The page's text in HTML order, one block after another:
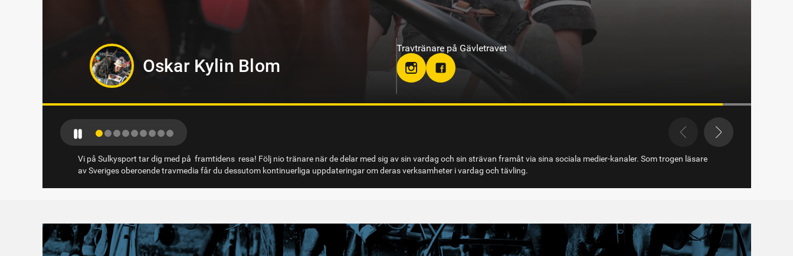
Kevin Oscarsson
Travtränare på Axevalla
Vi på Sulkysport tar dig med på framtidens resa! Följ nio tränare när de delar med sig av sin vardag och sin strävan framåt via sina sociala medier-kanaler. Som trogen läsare
av Sveriges oberoende travmedia får du dessutom kontinuerliga uppdateringar om deras verksamheter i vardag och tävling.